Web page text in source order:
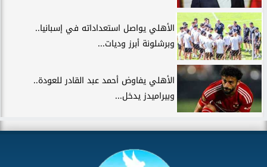
الأهلي يواصل استعداداته في إسبانيا..
وبرشلونة أبرز وديات...
الأهلي يفاوض أحمد عبد القادر للعودة..
وبيراميدز يدخل...